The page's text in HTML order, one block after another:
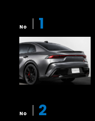
No 1
No 2